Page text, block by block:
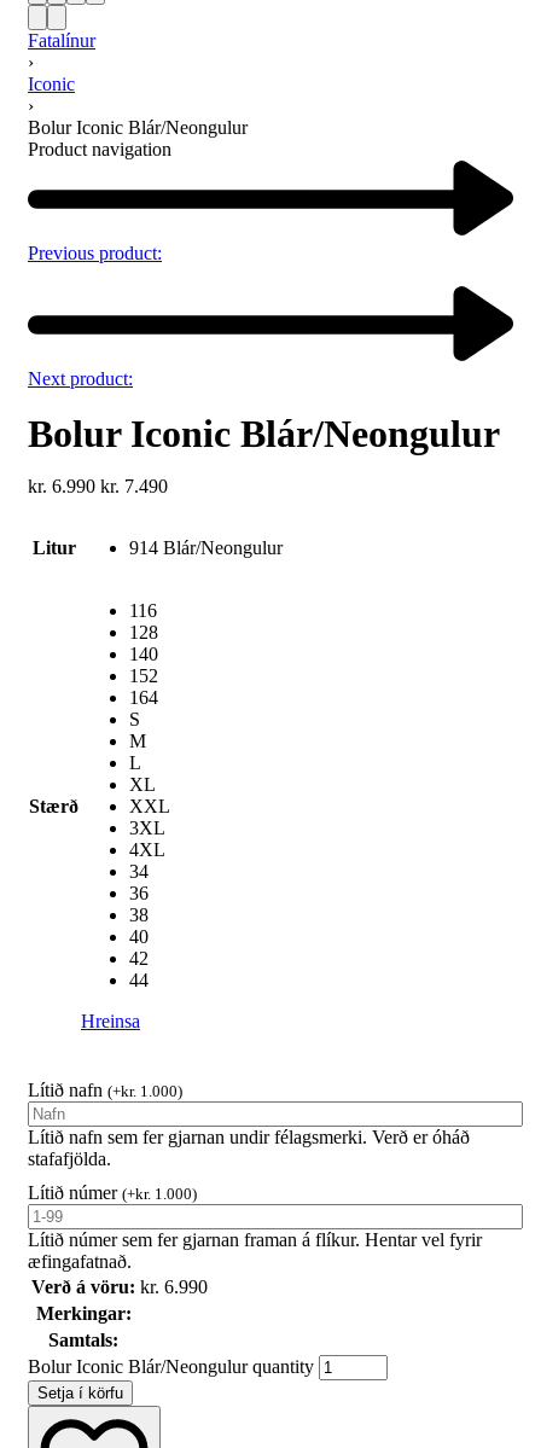
Fatalínur
›
Iconic
›
Bolur Iconic Blár/Neongulur
Product navigation
Previous product:
Next product:
Bolur Iconic Blár/Neongulur
kr. 6.990 kr. 7.490
Litur 914 Blár/Neongulur
Stærð
116
128
140
152
164
S
M
L
XL
XXL
3XL
4XL
34
36
38
40
42
44
Hreinsa
Lítið nafn (+kr. 1.000)
Lítið nafn sem fer gjarnan undir félagsmerki. Verð er óháð
stafafjölda.
Lítið númer (+kr. 1.000)
Lítið númer sem fer gjarnan framan á flíkur. Hentar vel fyrir
æfingafatnað.
Verð á vöru: kr. 6.990
Merkingar:
Samtals:
Bolur Iconic Blár/Neongulur quantity
Setja í körfu